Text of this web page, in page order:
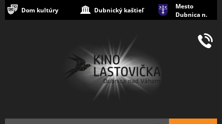
Dom kultúry Dubnický kaštieľ
Mesto
Dubnica n.